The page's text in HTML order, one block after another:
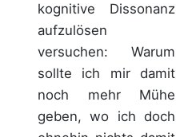
kognitive Dissonanz
aufzulösen
versuchen: Warum
sollte ich mir damit
noch mehr Mühe
geben, wo ich doch